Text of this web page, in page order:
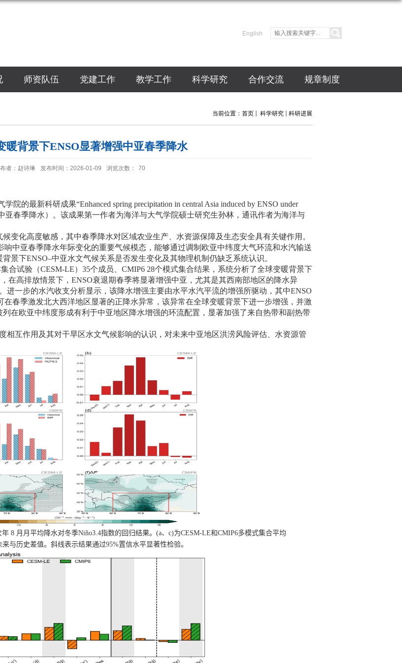
English
师资队伍 党建工作 教学工作 科学研究 合作交流 规章制度
当前位置： 首页 科学研究 科研进展
暖背景下ENSO显著增强中亚春季降水
者：赵诗琳 发布时间：2026-01-09 浏览次数： 70
学院的最新科研成果“Enhanced spring precipitation in central Asia induced by ENSO under
亚春季降水）。该成果第一作者为海洋与大气学院硕士研究生孙林，通讯作者为海洋与
变化高度敏感，其中春季降水对区域农业生产、水资源保障及生态安全具有关键作用。
响中亚春季降水年际变化的重要气候模态，能够通过调制欧亚中纬度大气环流和水汽输送
背景下ENSO–中亚水文气候关系是否发生变化及其物理机制仍缺乏系统认识。
合试验（CESM-LE） 35个成员、 CMIP6 28个模式集合结果，系统分析了全球变暖背景下
在高排放情景下， ENSO衰退期春季将显著增强中亚，尤其是其西南部地区的降水异
进一步的水汽收支分析显示，该降水增强主要由水平水汽平流的增强所驱动，其中ENSO
在春季激发北大西洋地区显著的正降水异常，该异常在全球变暖背景下进一步增强，并激
在欧亚中纬度形成有利于中亚地区降水增强的环流配置，显著加强了来自热带和副热带
相互作用及其对干旱区水文气候影响的认识，对未来中亚地区洪涝风险评估、水资源管
年 8 月月平均降水对冬季Niño3.4指数的回归结果。 (a、 c)为CESM-LE和CMIP6多模式集合平均
来与历史差值。斜线表示结果通过95%置信水平显著性检验。